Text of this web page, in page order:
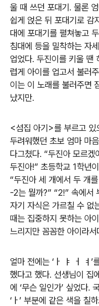
울 때 쓰던 포대기. 물론
쉽게 얹은 뒤 포대기로 감
대에 포대기를 펼쳐놓고
침대에 등을 밀착하는 자
업었다. 두진이를 키울 땐
렵게 아이를 업고서 불러
이는 이 노래를 불러주면
났지만.
<섬집 아기>를 부르고 있
두려워했던 초보 엄마 마
다그쳤다. “두진아 모르
두진아!” 초등학교 1학년
“두진아 세 개에서 두 개
-2는 뭘까?” “2!” 속에서
자기 자식은 가르칠 수 없
때는 집중하지 못하는 아
느리지만 꼼꼼한 아이라서
얼마 전에는 ‘ㅏ ㅑ ㅓ ㅕ
했다고 했다. 선생님이 집
에 ‘무슨 일인가’ 싶었다.
‘ㅏ’ 부분에 같은 색을 칠